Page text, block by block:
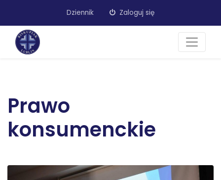
Dziennik Zaloguj się
Prawo
konsumenckie